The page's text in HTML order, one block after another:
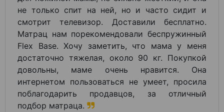
не только спит на ней, но и часто сидит и
смотрит телевизор. Доставили бесплатно.
Матрац нам порекомендовали беспружинный
Flex Base. Хочу заметить, что мама у меня
достаточно тяжелая, около 90 кг. Покупкой
довольны, маме очень нравится. Она
интернетом пользоваться не умеет, просила
поблагодарить продавцов, за отличный
подбор матраца.